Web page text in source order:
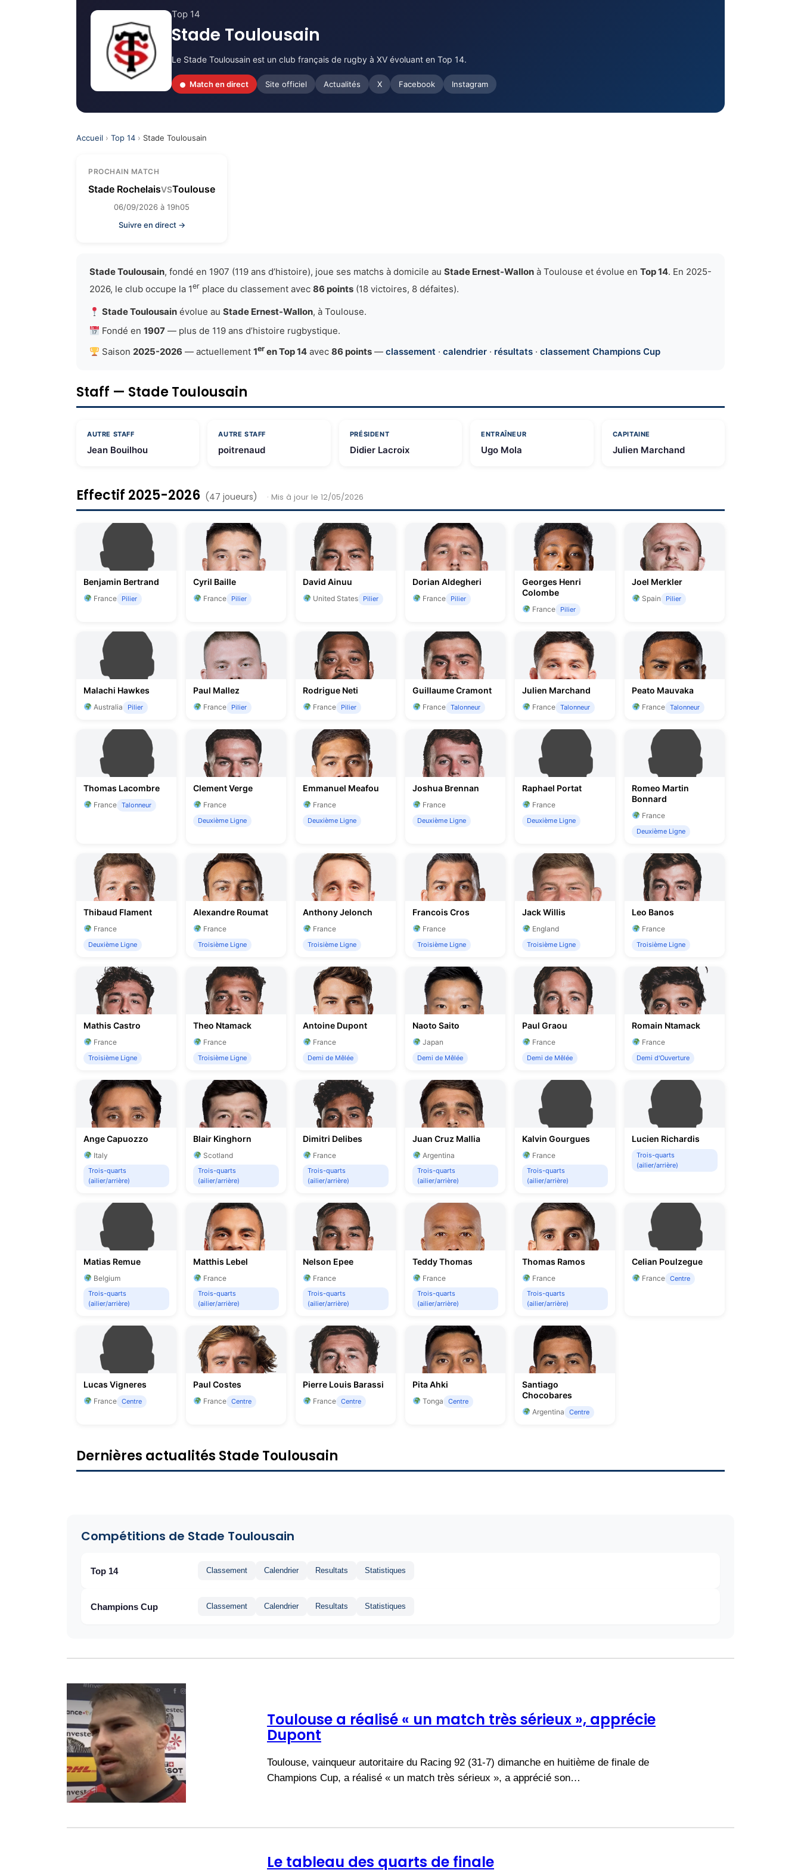
Top 14
Stade Toulousain
Le Stade Toulousain est un club français de rugby à XV évoluant en Top 14.
Match en direct Site officiel Actualités X Facebook Instagram
Accueil › Top 14 › Stade Toulousain
PROCHAIN MATCH
Stade RochelaisVSToulouse
06/09/2026 à 19h05
Suivre en direct →
Stade Toulousain, fondé en 1907 (119 ans d’histoire), joue ses matchs à domicile au Stade Ernest-Wallon à Toulouse et évolue en Top 14. En 2025-
2026, le club occupe la 1er place du classement avec 86 points (18 victoires, 8 défaites).
Stade Toulousain évolue auStade Ernest-Wallon, à Toulouse.
Fondé en1907 — plus de 119 ans d’histoire rugbystique.
Saison2025-2026 — actuellement1er en Top 14 avec86 points —classement ·calendrier · résultats ·classement Champions Cup
Staff — Stade Toulousain
AUTRE STAFF
Jean Bouilhou
AUTRE STAFF
poitrenaud
PRÉSIDENT
Didier Lacroix
ENTRAÎNEUR
Ugo Mola
CAPITAINE
Julien Marchand
Effectif 2025-2026 (47 joueurs) · Mis à jour le 12/05/2026
Benjamin Bertrand
France Pilier
Cyril Baille
France Pilier
David Ainuu
United States Pilier
Dorian Aldegheri
France Pilier
Georges Henri
Colombe
France Pilier
Joel Merkler
Spain Pilier
Malachi Hawkes
Australia Pilier
Paul Mallez
France Pilier
Rodrigue Neti
France Pilier
Guillaume Cramont
France Talonneur
Julien Marchand
France Talonneur
Peato Mauvaka
France Talonneur
Thomas Lacombre
France Talonneur
Clement Verge
France
Deuxième Ligne
Emmanuel Meafou
France
Deuxième Ligne
Joshua Brennan
France
Deuxième Ligne
Raphael Portat
France
Deuxième Ligne
Romeo Martin
Bonnard
France
Deuxième Ligne
Thibaud Flament
France
Deuxième Ligne
Alexandre Roumat
France
Troisième Ligne
Anthony Jelonch
France
Troisième Ligne
Francois Cros
France
Troisième Ligne
Jack Willis
England
Troisième Ligne
Leo Banos
France
Troisième Ligne
Mathis Castro
France
Troisième Ligne
Theo Ntamack
France
Troisième Ligne
Antoine Dupont
France
Demi de Mêlée
Naoto Saito
Japan
Demi de Mêlée
Paul Graou
France
Demi de Mêlée
Romain Ntamack
France
Demi d'Ouverture
Ange Capuozzo
Italy
Trois-quarts
(ailier/arrière)
Blair Kinghorn
Scotland
Trois-quarts
(ailier/arrière)
Dimitri Delibes
France
Trois-quarts
(ailier/arrière)
Juan Cruz Mallia
Argentina
Trois-quarts
(ailier/arrière)
Kalvin Gourgues
France
Trois-quarts
(ailier/arrière)
Lucien Richardis
Trois-quarts
(ailier/arrière)
Matias Remue
Belgium
Trois-quarts
(ailier/arrière)
Matthis Lebel
France
Trois-quarts
(ailier/arrière)
Nelson Epee
France
Trois-quarts
(ailier/arrière)
Teddy Thomas
France
Trois-quarts
(ailier/arrière)
Thomas Ramos
France
Trois-quarts
(ailier/arrière)
Celian Poulzegue
France Centre
Lucas Vigneres
France Centre
Paul Costes
France Centre
Pierre Louis Barassi
France Centre
Pita Ahki
Tonga Centre
Santiago
Chocobares
Argentina Centre
Dernières actualités Stade Toulousain
Compétitions de Stade Toulousain
Top 14 Classement Calendrier Resultats Statistiques
Champions Cup Classement Calendrier Resultats Statistiques
Toulouse a réalisé « un match très sérieux », apprécie
Dupont
Toulouse, vainqueur autoritaire du Racing 92 (31-7) dimanche en huitième de finale de
Champions Cup, a réalisé « un match très sérieux », a apprécié son…
Le tableau des quarts de finale